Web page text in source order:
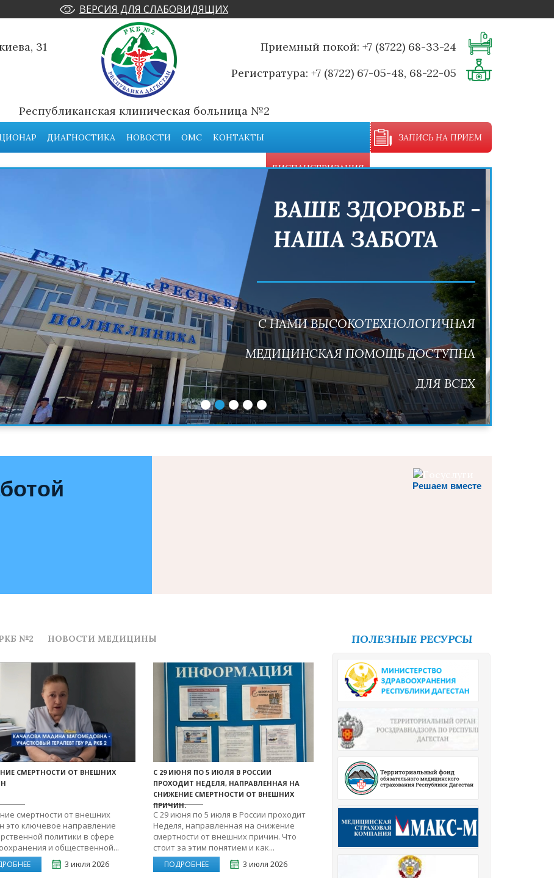
ВЕРСИЯ ДЛЯ СЛАБОВИДЯЩИХ
31
Приемный покой: +7 (8722) 68-33-24
Регистратура: +7 (8722) 67-05-48, 68-22-05
Республиканская клиническая больница №2
ДИАГНОСТИКА НОВОСТИ ОМС КОНТАКТЫ
ДИСПАНСЕРИЗАЦИЯ
ЗАПИСЬ НА ПРИЕМ
С НАМИ ВЫСОКОТЕХНОЛОГИЧНАЯ
МЕДИЦИНСКАЯ ПОМОЩЬ ДОСТУПНА
ДЛЯ ВСЕХ
Решаем вместе
№2
НОВОСТИ МЕДИЦИНЫ
СМЕРТНОСТИ ОТ ВНЕШНИХ
смертности от внешних
это ключевое направление
политики в сфере
и общественной...
3 июля 2026
С 29 ИЮНЯ ПО 5 ИЮЛЯ В РОССИИ
ПРОХОДИТ НЕДЕЛЯ, НАПРАВЛЕННАЯ НА
СНИЖЕНИЕ СМЕРТНОСТИ ОТ ВНЕШНИХ
ПРИЧИН.
С 29 июня по 5 июля в России проходит
Неделя, направленная на снижение
смертности от внешних причин. Что
стоит за этим понятием и как...
ПОДРОБНЕЕ 3 июля 2026
ПОЛЕЗНЫЕ РЕСУРСЫ